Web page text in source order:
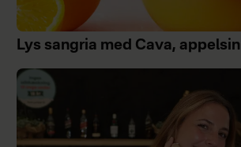
Lys sangria med Cava,